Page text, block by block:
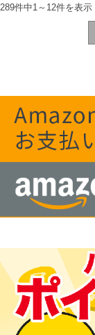
289件中1 ～ 12件を表示